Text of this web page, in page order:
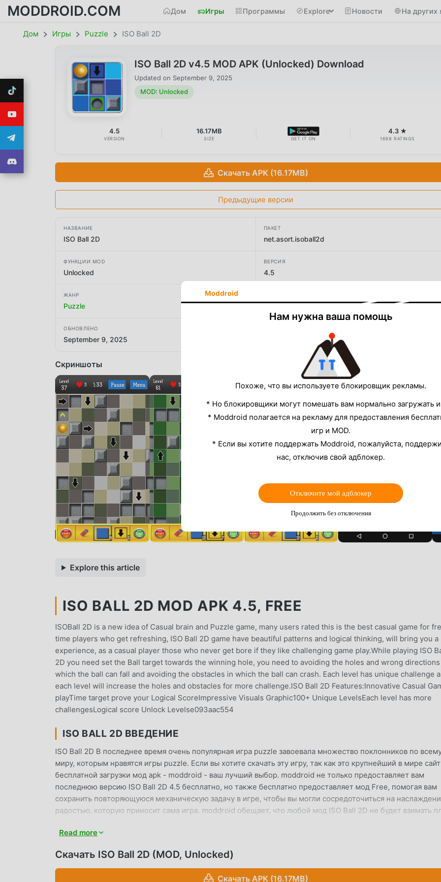
MODDROID.COM Дом Игры Программы Explore Новости На других
Дом Игры Puzzle ISO Ball 2D
ISO Ball 2D v4.5 MOD APK (Unlocked) Download
Updated on September 9, 2025
MOD: Unlocked
4.5
VERSION
16.17MB
SIZE GET IT ON
4.3 ★
1698 RATINGS
Скачать APK (16.17MB)
Предыдущие версии
НАЗВАНИЕ
ISO Ball 2D
ПАКЕТ
net.asort.isoball2d
ФУНКЦИИ MOD
Unlocked
ВЕРСИЯ
4.5
ЖАНР
Puzzle Jailani.me
ОБНОВЛЕНО
September 9, 2025
Скриншоты
Explore this article
ISO BALL 2D MOD APK 4.5, FREE
ISOBall 2D is a new idea of Casual brain and Puzzle game, many users rated this is the best casual game for
time players who get refreshing, ISO Ball 2D game have beautiful patterns and logical thinking, will bring you a
experience, as a casual player those who never get bore if they like challenging game play.While playing ISO
2D you need set the Ball target towards the winning hole, you need to avoiding the holes and wrong
which the ball can fall and avoiding the obstacles in which the ball can crash. Each level has unique challenge
each level will increase the holes and obstacles for more challenge.ISO Ball 2D Features:Innovative Casual
playTime target prove your Logical ScoreImpressive Visuals Graphic100+ Unique LevelsEach level has more
challengesLogical score Unlock Levelse093aac554
ISO BALL 2D ВВЕДЕНИЕ
ISO Ball 2D В последнее время очень популярная игра puzzle завоевала множество поклонников по
миру, которым нравятся игры puzzle. Если вы хотите скачать эту игру, так как это крупнейший в мире сайт
бесплатной загрузки мод apk - moddroid - ваш лучший выбор. moddroid не только предоставляет вам
последнюю версию ISO Ball 2D 4.5 бесплатно, но также бесплатно предоставляет мод Free, помогая вам
сохранить повторяющуюся механическую задачу в игре, чтобы вы могли сосредоточиться на
радостью, которую приносит сама игра. moddroid обещает, что любой мод ISO Ball 2D не будет взимать
вы можете загрузить и установить ISO Ball 2D 4.5 одним щелчком мыши. Чего же вы ждете, скачайте
УНИКАЛЬНЫЙ ИГРОВОЙ ПРОЦЕСС
Read more
Скачать ISO Ball 2D (MOD, Unlocked)
Скачать APK (16.17MB)
Moddroid
Нам нужна ваша помощь
Похоже, что вы используете блокировщик рекламы.
* Но блокировщики могут помешать вам нормально загружать
* Moddroid полагается на рекламу для предоставления
игр и MOD.
* Если вы хотите поддержать Moddroid, пожалуйста,
нас, отключив свой адблокер.
Отключите мой адблокер
Продолжить без отключения